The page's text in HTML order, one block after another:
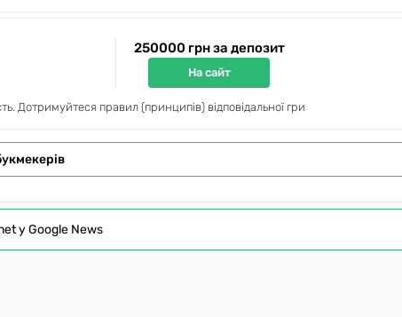
250000 грн за депозит
На сайт
Дотримуйтеся правил (принципів) відповідальної гри
у Google News